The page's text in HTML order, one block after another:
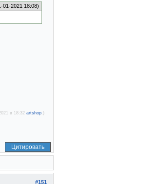
01-2021 18:08)
в 18:32 artshop.)
Цитировать
#151